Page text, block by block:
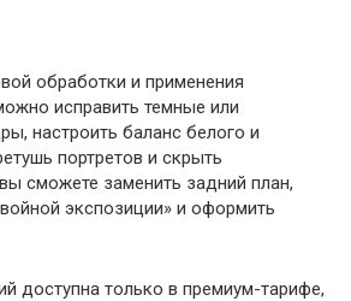
обработки и применения
исправить темные или
настроить баланс белого и
портретов и скрыть
сможете заменить задний план,
экспозиции» и оформить
доступна только в премиум-тарифе,